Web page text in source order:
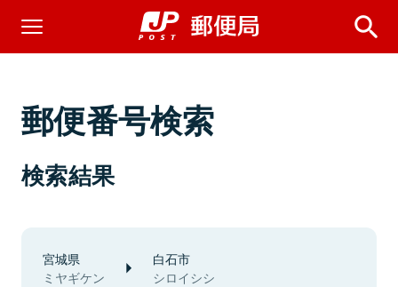
郵便番号検索
検索結果
宮城県
ミヤギケン
白石市
シロイシシ